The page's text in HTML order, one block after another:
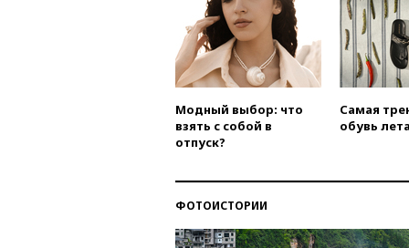
Модный выбор: что
взять с собой в
отпуск?
Самая
обувь
ФОТОИСТОРИИ